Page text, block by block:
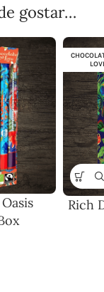
gostar…
Rich